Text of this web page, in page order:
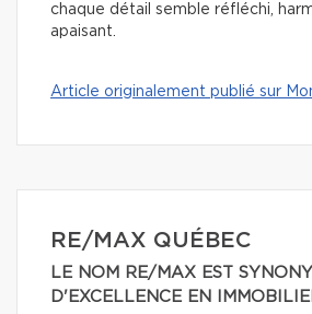
chaque détail semble réfléchi,
apaisant.
Article originalement publié sur
RE/MAX QUÉBEC
LE NOM RE/MAX EST
D'EXCELLENCE EN